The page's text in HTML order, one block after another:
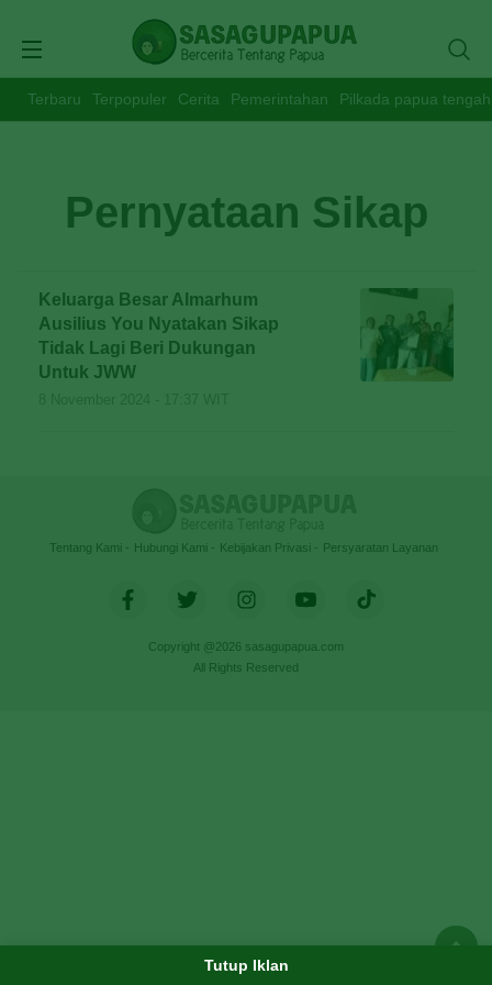
Terbaru Terpopuler Cerita Pemerintahan Pilkada papua tengah
Pernyataan Sikap
Keluarga Besar Almarhum
Ausilius You Nyatakan Sikap
Tidak Lagi Beri Dukungan
Untuk JWW
Tentang Kami Hubungi Kami Kebijakan Privasi Persyaratan Layanan
Copyright @2026 sasagupapua.com
All Rights Reserved
Tutup Iklan